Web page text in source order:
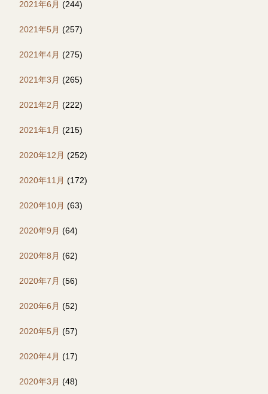
2021年6月 (244)
2021年5月 (257)
2021年4月 (275)
2021年3月 (265)
2021年2月 (222)
2021年1月 (215)
2020年12月 (252)
2020年11月 (172)
2020年10月 (63)
2020年9月 (64)
2020年8月 (62)
2020年7月 (56)
2020年6月 (52)
2020年5月 (57)
2020年4月 (17)
2020年3月 (48)